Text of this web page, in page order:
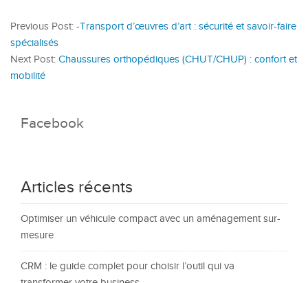
Previous Post: -Transport d’œuvres d’art : sécurité et savoir-faire
spécialisés
Next Post: Chaussures orthopédiques (CHUT/CHUP) : confort et
mobilité
Facebook
Articles récents
Optimiser un véhicule compact avec un aménagement sur-
mesure
CRM : le guide complet pour choisir l’outil qui va